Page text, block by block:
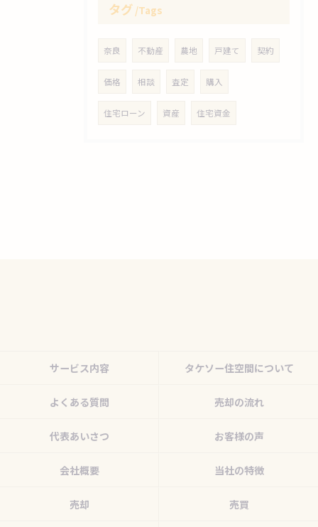
タグ Tags
奈良 不動産 農地 戸建て 契約
価格 相談 査定 購入
住宅ローン 資産 住宅資金
サービス内容 タケソー住空間について
よくある質問 売却の流れ
代表あいさつ お客様の声
会社概要 当社の特徴
売却 売買